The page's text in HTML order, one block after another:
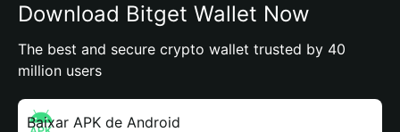
Download Bitget Wallet Now
The best and secure crypto wallet trusted by 40
million users
Baixar APK de Android